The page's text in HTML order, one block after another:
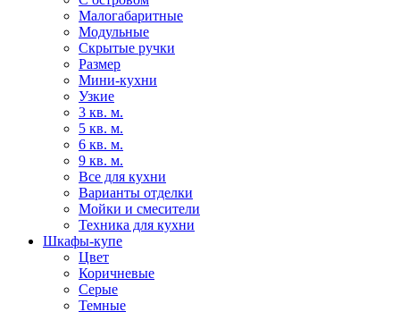
Малогабаритные
Модульные
Скрытые ручки
Размер
Мини-кухни
Узкие
3 кв. м.
5 кв. м.
6 кв. м.
9 кв. м.
Все для кухни
Варианты отделки
Мойки и смесители
Техника для кухни
Шкафы-купе
Цвет
Коричневые
Серые
Темные